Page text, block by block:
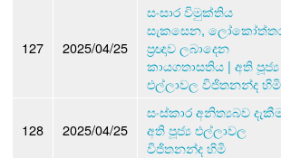
127 2025/04/25
සංසාර විමුක්තිය
සැකසෙන,
ප්‍රඥාව ලබාදෙන
කායගතාසතිය | අති පූජ්‍ය
එල්ලාවල විජිතනන්ද හිමි
128 2025/04/25
සංස්කාර අනිත්‍යබව
අති පූජ්‍ය එල්ලාවල
විජිතනන්ද හිමි